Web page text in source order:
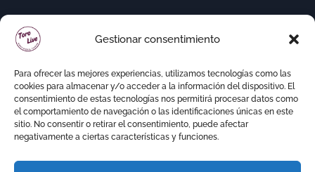
Gestionar consentimiento
Para ofrecer las mejores experiencias, utilizamos tecnologías como las
cookies para almacenar y/o acceder a la información del dispositivo. El
consentimiento de estas tecnologías nos permitirá procesar datos como
el comportamiento de navegación o las identificaciones únicas en este
sitio. No consentir o retirar el consentimiento, puede afectar
negativamente a ciertas características y funciones.